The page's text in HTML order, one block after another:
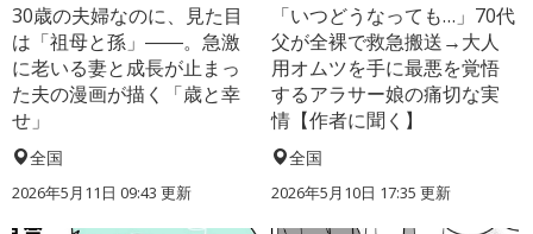
30歳の夫婦なのに、見た目
は「祖母と孫」――。急激
に老いる妻と成長が止まっ
た夫の漫画が描く「歳と幸
せ」
全国
2026年5月11日 09:43 更新
「いつどうなっても…」70代
父が全裸で救急搬送→大人
用オムツを手に最悪を覚悟
するアラサー娘の痛切な実
情【作者に聞く】
全国
2026年5月10日 17:35 更新